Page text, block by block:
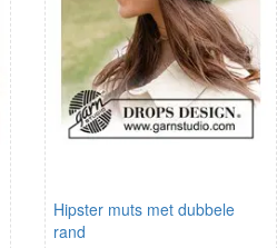
Hipster muts met dubbele
rand